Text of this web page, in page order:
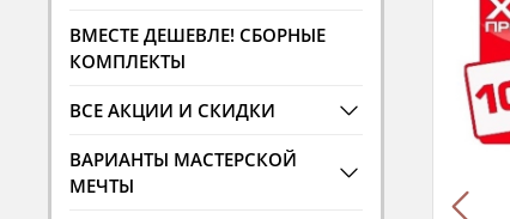
ВМЕСТЕ ДЕШЕВЛЕ! СБОРНЫЕ
КОМПЛЕКТЫ
ВСЕ АКЦИИ И СКИДКИ
ВАРИАНТЫ МАСТЕРСКОЙ
МЕЧТЫ